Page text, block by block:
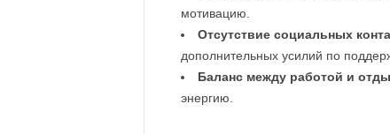
мотивацию.
Отсутствие социальных
дополнительных усилий по
Баланс между работой и
энергию.